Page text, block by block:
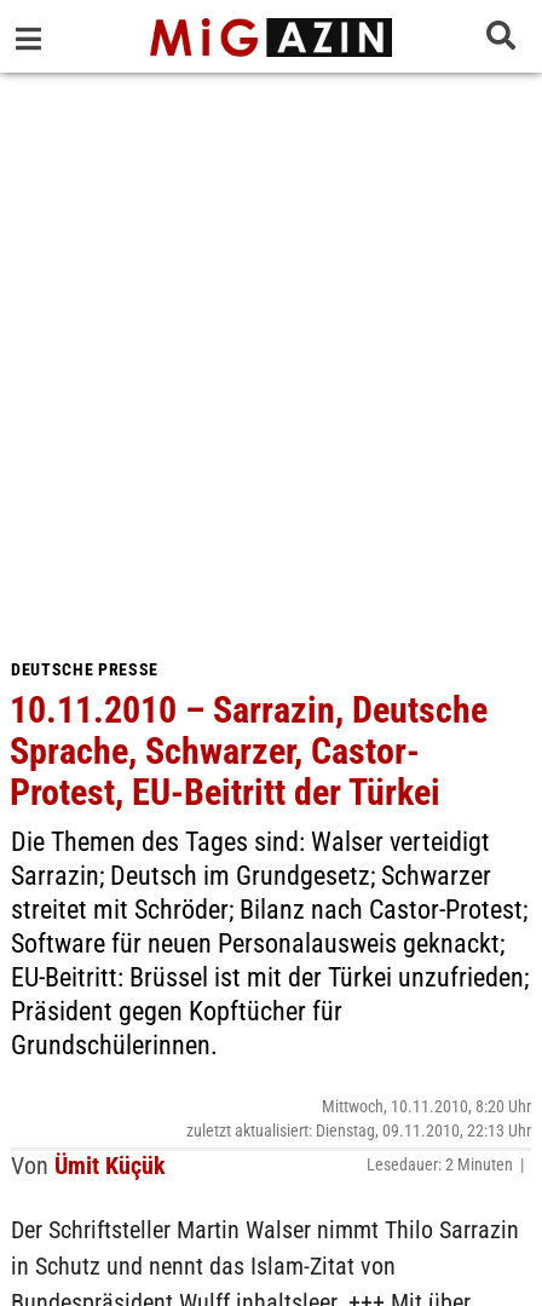
DEUTSCHE PRESSE
10.11.2010 – Sarrazin, Deutsche
Sprache, Schwarzer, Castor-
Protest, EU-Beitritt der Türkei
Die Themen des Tages sind: Walser verteidigt
Sarrazin; Deutsch im Grundgesetz; Schwarzer
streitet mit Schröder; Bilanz nach Castor-Protest;
Software für neuen Personalausweis geknackt;
EU-Beitritt: Brüssel ist mit der Türkei unzufrieden;
Präsident gegen Kopftücher für
Grundschülerinnen.
Von Ümit Küçük
Mittwoch, 10.11.2010, 8:20 Uhr
zuletzt aktualisiert: Dienstag, 09.11.2010, 22:13 Uhr
Lesedauer: 2 Minuten |
Der Schriftsteller Martin Walser nimmt Thilo Sarrazin
in Schutz und nennt das Islam-Zitat von